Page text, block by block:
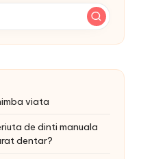
viata
de dinti manuala
dentar?